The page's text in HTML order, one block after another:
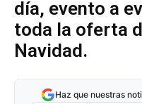
día, evento a
toda la oferta
Navidad.
Haz que nuestras